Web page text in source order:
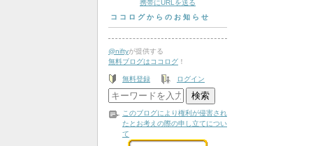
携帯にURLを送る
ココログからのお知らせ
@niftyが提供する
無料ブログはココログ ！
無料登録 ログイン
このブログにより権利が侵害され
たとお考えの際の申し立てについ
て